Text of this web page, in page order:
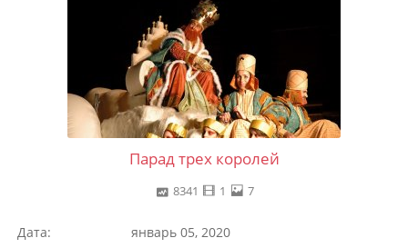
Парад трех королей
8341 1 7
Дата: январь 05, 2020